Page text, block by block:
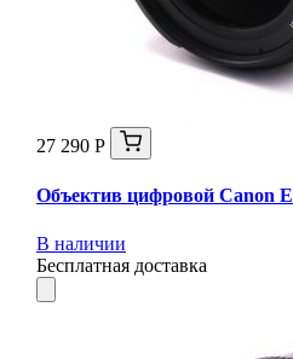
27 290 Р
Объектив цифровой Canon
В наличии
Бесплатная доставка